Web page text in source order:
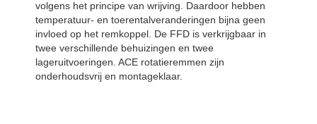
volgens het principe van wrijving. Daardoor hebben
temperatuur- en toerentalveranderingen bijna geen
invloed op het remkoppel. De FFD is verkrijgbaar in
twee verschillende behuizingen en twee
lageruitvoeringen. ACE rotatieremmen zijn
onderhoudsvrij en montageklaar.